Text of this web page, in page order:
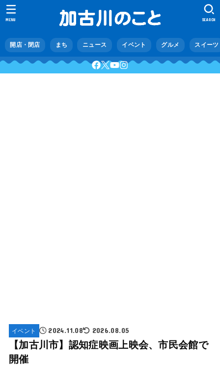
開店・閉店 まち ニュース イベント グルメ スイーツ
SEARCH
MENU
イベント 2024.11.08 2026.08.05
【加古川市】認知症映画上映会、市民会館で
開催